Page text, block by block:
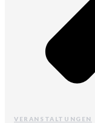
VERANSTALTUNGEN